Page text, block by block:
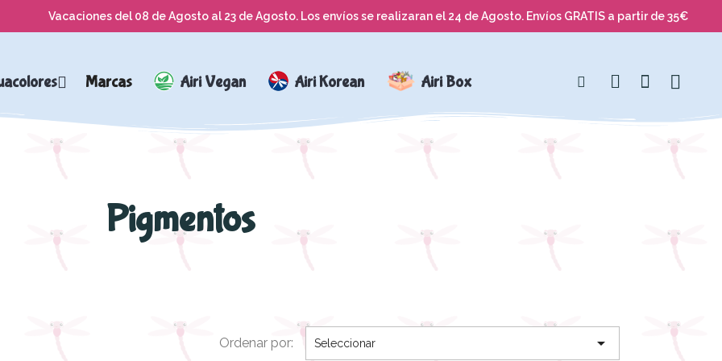
Vacaciones del 08 de Agosto al 23 de Agosto. Los envíos se realizaran el 24 de Agosto. Envíos GRATIS a partir de 35€
Marcas Airi Vegan Airi Korean Airi Box
Pigmentos
Ordenar por: Seleccionar 